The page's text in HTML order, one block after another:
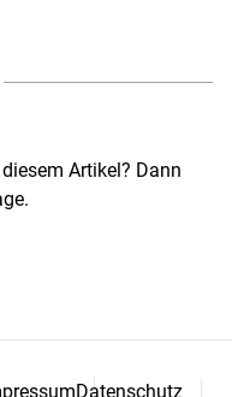
Artikel? Dann
Datenschutz